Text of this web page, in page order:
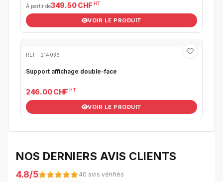
À partir de349.50 CHF HT
VOIR LE PRODUIT
RÉF : 214036
Support affichage double-face
246.00 CHF HT
VOIR LE PRODUIT
NOS DERNIERS AVIS CLIENTS
4.8/5 40 avis vérifiés